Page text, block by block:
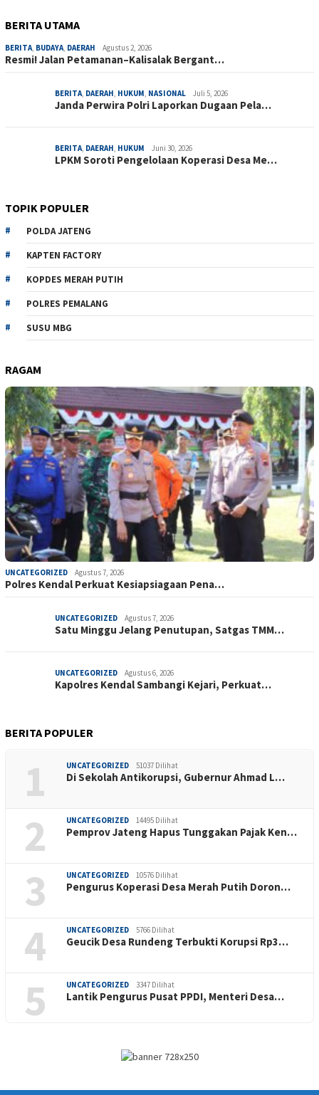
BERITA UTAMA
BERITA, BUDAYA, DAERAH Agustus 2, 2026
Resmi! Jalan Petamanan–Kalisalak Bergant…
BERITA, DAERAH, HUKUM, NASIONAL Juli 5, 2026
Janda Perwira Polri Laporkan Dugaan Pela…
BERITA, DAERAH, HUKUM Juni 30, 2026
LPKM Soroti Pengelolaan Koperasi Desa Me…
TOPIK POPULER
POLDA JATENG
KAPTEN FACTORY
KOPDES MERAH PUTIH
POLRES PEMALANG
SUSU MBG
RAGAM
UNCATEGORIZED Agustus 7, 2026
Polres Kendal Perkuat Kesiapsiagaan Pena…
UNCATEGORIZED Agustus 7, 2026
Satu Minggu Jelang Penutupan, Satgas TMM…
UNCATEGORIZED Agustus 6, 2026
Kapolres Kendal Sambangi Kejari, Perkuat…
BERITA POPULER
1 UNCATEGORIZED 51037 Dilihat
Di Sekolah Antikorupsi, Gubernur Ahmad L…
2 UNCATEGORIZED 14495 Dilihat
Pemprov Jateng Hapus Tunggakan Pajak Ken…
3 UNCATEGORIZED 10576 Dilihat
Pengurus Koperasi Desa Merah Putih Doron…
4 UNCATEGORIZED 5766 Dilihat
Geucik Desa Rundeng Terbukti Korupsi Rp3…
5 UNCATEGORIZED 3347 Dilihat
Lantik Pengurus Pusat PPDI, Menteri Desa…